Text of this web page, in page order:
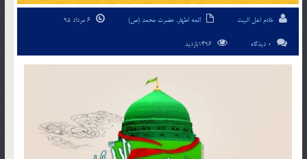
خادم اهل البیت ائمه اطهار, حضرت محمد (ص)
0 دیدگاه